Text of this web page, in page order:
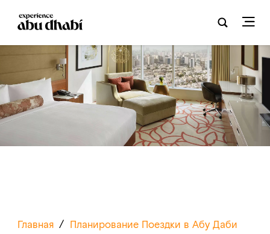
Главная / Планирование Поездки в Абу Даби